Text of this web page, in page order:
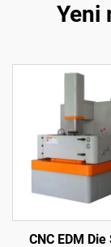
Yeni
CNC EDM